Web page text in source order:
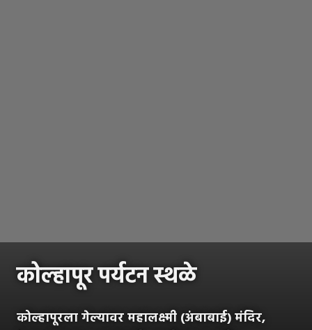
कोल्हापूर पर्यटन स्थळे
कोल्हापूरला गेल्यावर महालक्ष्मी (अंबाबाई) मंदिर,